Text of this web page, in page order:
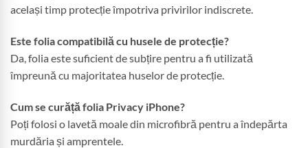
același timp protecție împotriva privirilor indiscrete.
Este folia compatibilă cu husele de protecție?
Da, folia este suficient de subțire pentru a fi utilizată
împreună cu majoritatea huselor de protecție.
Cum se curăță folia Privacy iPhone?
Poți folosi o lavetă moale din microfibră pentru a îndepărta
murdăria și amprentele.